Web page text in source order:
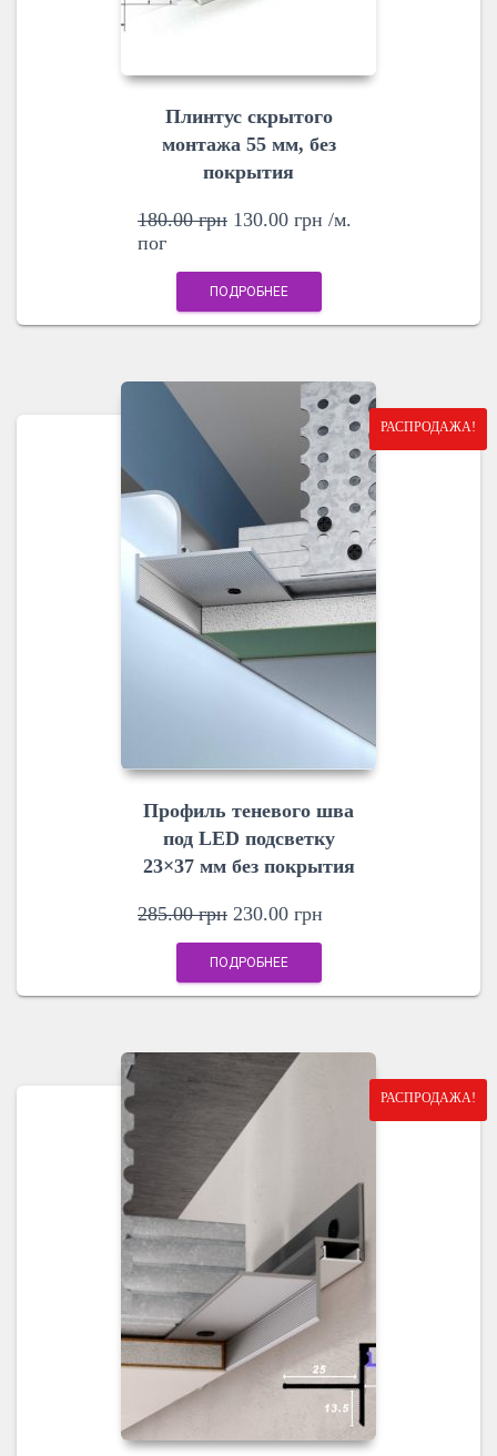
Плинтус скрытого
монтажа 55 мм, без
покрытия
180.00грн 130.00 грн /м.
пог
ПОДРОБНЕЕ
РАСПРОДАЖА!
Профиль теневого шва
под LED подсветку
23×37 мм без покрытия
285.00грн 230.00 грн
ПОДРОБНЕЕ
РАСПРОДАЖА!